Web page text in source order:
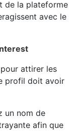
de la plateforme
avec le
attirer les
profil doit avoir
un nom de
afin que